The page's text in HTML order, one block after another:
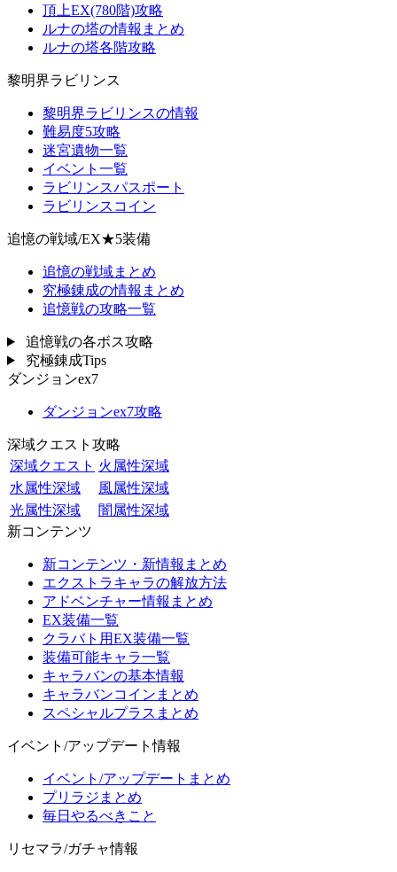
頂上EX(780階)攻略
ルナの塔の情報まとめ
ルナの塔各階攻略
黎明界ラビリンス
黎明界ラビリンスの情報
難易度5攻略
迷宮遺物一覧
イベント一覧
ラビリンスパスポート
ラビリンスコイン
追憶の戦域/EX★5装備
追憶の戦域まとめ
究極錬成の情報まとめ
追憶戦の攻略一覧
追憶戦の各ボス攻略
究極錬成Tips
ダンジョンex7
ダンジョンex7攻略
深域クエスト攻略
深域クエスト 火属性深域
水属性深域
風属性深域
光属性深域
闇属性深域
新コンテンツ
新コンテンツ・新情報まとめ
エクストラキャラの解放方法
アドベンチャー情報まとめ
EX装備一覧
クラバト用EX装備一覧
装備可能キャラ一覧
キャラバンの基本情報
キャラバンコインまとめ
スペシャルプラスまとめ
イベント/アップデート情報
イベント/アップデートまとめ
プリラジまとめ
毎日やるべきこと
リセマラ/ガチャ情報